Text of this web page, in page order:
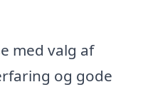
med valg af
og gode